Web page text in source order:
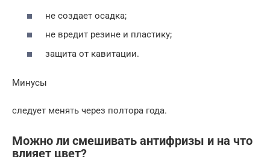
не создает осадка;
не вредит резине и пластику;
защита от кавитации.
Минусы
следует менять через полтора года.
Можно ли смешивать антифризы и на что
влияет цвет?